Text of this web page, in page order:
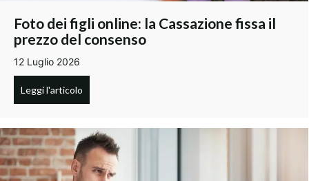
Foto dei figli online: la Cassazione fissa il
prezzo del consenso
12 Luglio 2026
Leggi l'articolo